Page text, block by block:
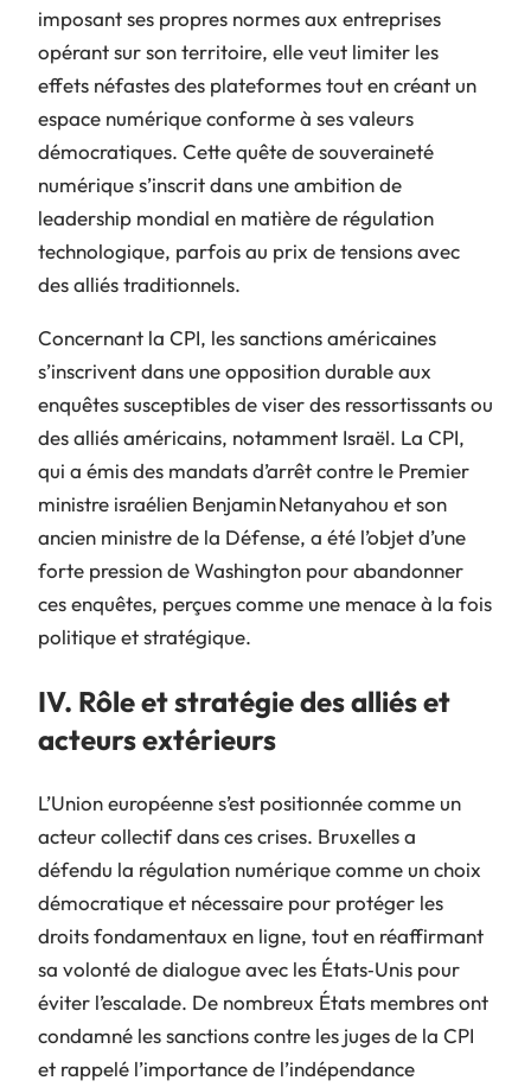
imposant ses propres normes aux entreprises
opérant sur son territoire, elle veut limiter les
effets néfastes des plateformes tout en créant un
espace numérique conforme à ses valeurs
démocratiques. Cette quête de souveraineté
numérique s’inscrit dans une ambition de
leadership mondial en matière de régulation
technologique, parfois au prix de tensions avec
des alliés traditionnels.
Concernant la CPI, les sanctions américaines
s’inscrivent dans une opposition durable aux
enquêtes susceptibles de viser des ressortissants ou
des alliés américains, notamment Israël. La CPI,
qui a émis des mandats d’arrêt contre le Premier
ministre israélien Benjamin Netanyahou et son
ancien ministre de la Défense, a été l’objet d’une
forte pression de Washington pour abandonner
ces enquêtes, perçues comme une menace à la fois
politique et stratégique.
IV. Rôle et stratégie des alliés et
acteurs extérieurs
L’Union européenne s’est positionnée comme un
acteur collectif dans ces crises. Bruxelles a
défendu la régulation numérique comme un choix
démocratique et nécessaire pour protéger les
droits fondamentaux en ligne, tout en réaffirmant
sa volonté de dialogue avec les États‑Unis pour
éviter l’escalade. De nombreux États membres ont
condamné les sanctions contre les juges de la CPI
et rappelé l’importance de l’indépendance